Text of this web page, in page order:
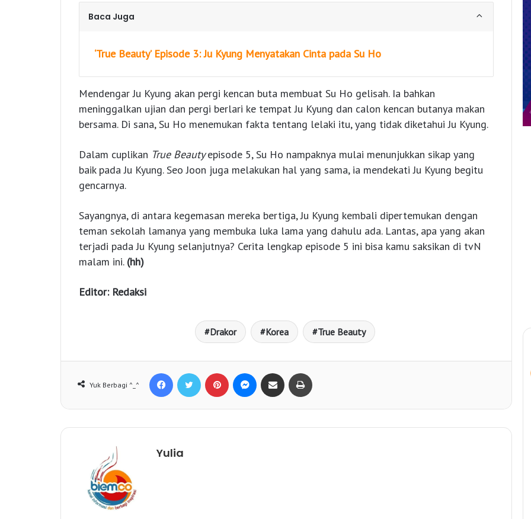
Baca Juga
‘True Beauty’ Episode 3: Ju Kyung Menyatakan Cinta pada Su Ho
Mendengar Ju Kyung akan pergi kencan buta membuat Su Ho gelisah. Ia bahkan
meninggalkan ujian dan pergi berlari ke tempat Ju Kyung dan calon kencan butanya makan
bersama. Di sana, Su Ho menemukan fakta tentang lelaki itu, yang tidak diketahui Ju Kyung.
Dalam cuplikan True Beautyepisode 5, Su Ho nampaknya mulai menunjukkan sikap yang
baik pada Ju Kyung. Seo Joon juga melakukan hal yang sama, ia mendekati Ju Kyung begitu
gencarnya.
Sayangnya, di antara kegemasan mereka bertiga, Ju Kyung kembali dipertemukan dengan
teman sekolah lamanya yang membuka luka lama yang dahulu ada. Lantas, apa yang akan
terjadi pada Ju Kyung selanjutnya? Cerita lengkap episode 5 ini bisa kamu saksikan di tvN
malam ini. (hh)
Editor: Redaksi
Drakor Korea True Beauty
Yuk Berbagi ^_^
Yulia